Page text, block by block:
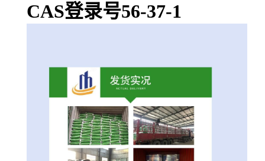
CAS登录号56-37-1